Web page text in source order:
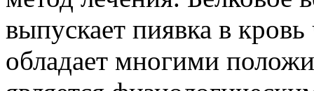
выпускает пиявка в
обладает многими